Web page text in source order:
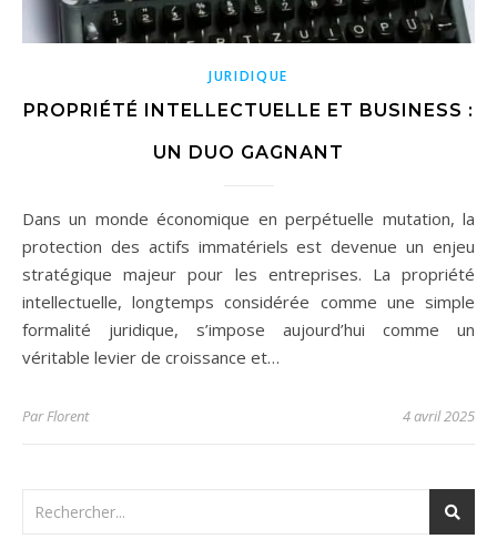
JURIDIQUE
PROPRIÉTÉ INTELLECTUELLE ET BUSINESS :
UN DUO GAGNANT
Dans un monde économique en perpétuelle mutation, la
protection des actifs immatériels est devenue un enjeu
stratégique majeur pour les entreprises. La propriété
intellectuelle, longtemps considérée comme une simple
formalité juridique, s’impose aujourd’hui comme un
véritable levier de croissance et…
ParFlorent 4 avril 2025